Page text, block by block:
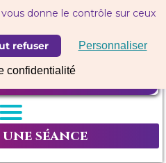
donne le contrôle sur ceux
refuser Personnaliser
confidentialité
séance